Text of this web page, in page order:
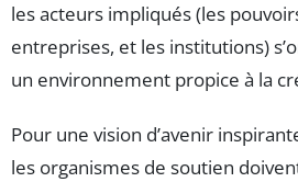
les acteurs impliqués (les
entreprises, et les institutions)
un environnement propice à la
Pour une vision d’avenir
les organismes de soutien